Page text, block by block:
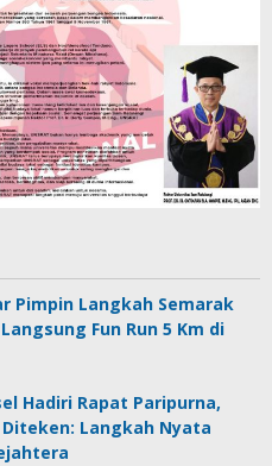
Pimpin Langkah Semarak
Fun Run 5 Km di
Hadiri Rapat Paripurna,
Diteken: Langkah Nyata